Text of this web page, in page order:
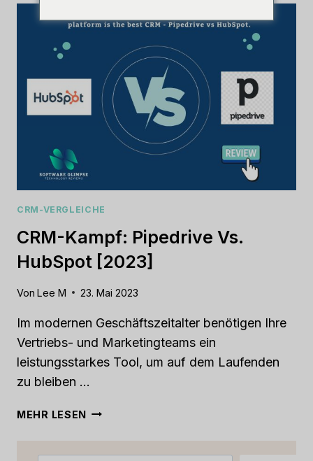
CRM-VERGLEICHE
CRM-Kampf: Pipedrive Vs.
HubSpot [2023]
Von Lee M 23. Mai 2023
Im modernen Geschäftszeitalter benötigen Ihre
Vertriebs- und Marketingteams ein
leistungsstarkes Tool, um auf dem Laufenden
zu bleiben …
MEHR LESEN CRM-